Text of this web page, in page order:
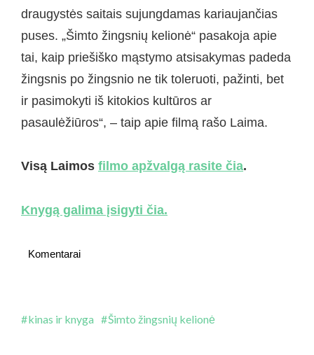
draugystės saitais sujungdamas kariaujančias
puses. „Šimto žingsnių kelionė“ pasakoja apie
tai, kaip priešiško mąstymo atsisakymas padeda
žingsnis po žingsnio ne tik toleruoti, pažinti, bet
ir pasimokyti iš kitokios kultūros ar
pasaulėžiūros“, – taip apie filmą rašo Laima.
Visą Laimos filmo apžvalgą rasite čia.
Knygą galima įsigyti čia.
Komentarai
kinas ir knyga Šimto žingsnių kelionė